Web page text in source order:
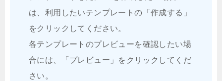
は、利用したいテンプレートの「作成する」
をクリックしてください。
各テンプレートのプレビューを確認したい場
合には、「プレビュー」をクリックしてくだ
さい。